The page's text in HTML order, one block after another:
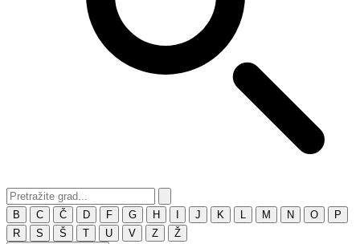
B C Č D F G H J K M N O
P
R
S Š T U V Z Ž